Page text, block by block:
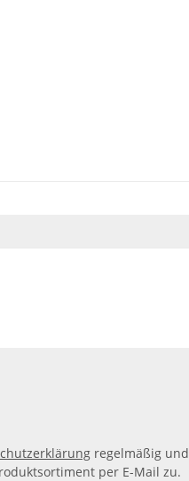
regelmäßig und
per E-Mail zu.